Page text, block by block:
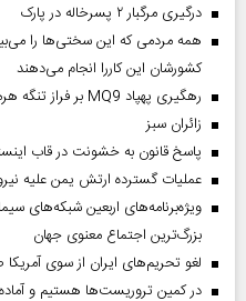
درگیری مرگبار ۲ پسرخاله در پارک
همه مردمی که این سختی‌ها را
کشورشان این کاررا انجام می‌دهند
رهگیری پهپاد MQ9 بر فراز تنگه هرمز
‌زائران سبز
پاسخ قانون به خشونت در قاب
عملیات گسترده ارتش یمن علیه
ویژه‌برنامه‌های اربعین شبکه‌های سیما
بزرگ‌ترین اجتماع معنوی جهان
لغو تحریم‌های ایران از سوی
در کمین تروریست‌ها هستیم و